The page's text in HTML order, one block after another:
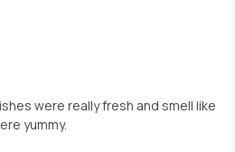
were really fresh and smell like
yummy.